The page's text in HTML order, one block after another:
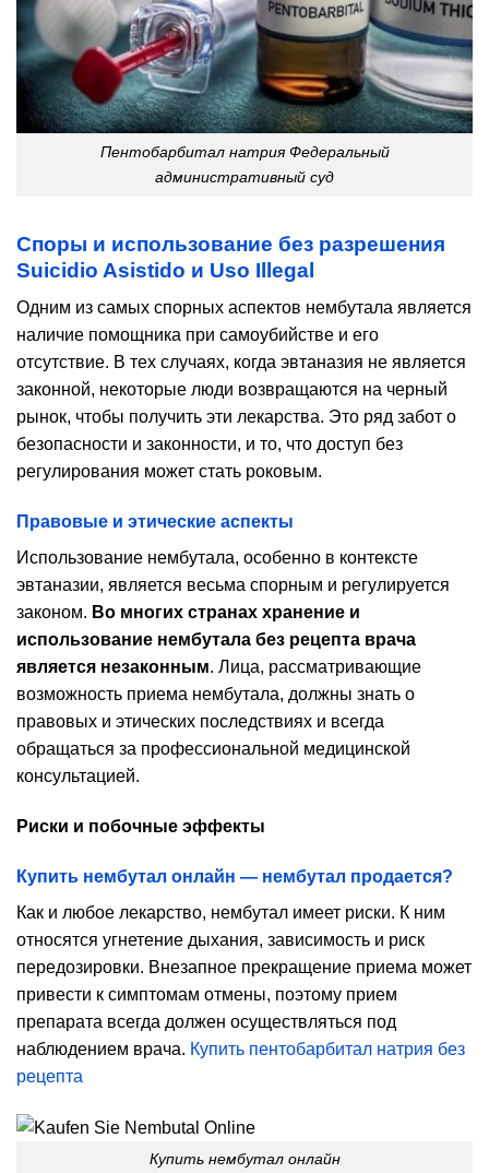
Пентобарбитал натрия Федеральный
административный суд
Споры и использование без разрешения
Suicidio Asistido и Uso Illegal
Одним из самых спорных аспектов нембутала является
наличие помощника при самоубийстве и его
отсутствие. В тех случаях, когда эвтаназия не является
законной, некоторые люди возвращаются на черный
рынок, чтобы получить эти лекарства. Это ряд забот о
безопасности и законности, и то, что доступ без
регулирования может стать роковым.
Правовые и этические аспекты
Использование нембутала, особенно в контексте
эвтаназии, является весьма спорным и регулируется
законом. Во многих странах хранение и
использование нембутала без рецепта врача
является незаконным. Лица, рассматривающие
возможность приема нембутала, должны знать о
правовых и этических последствиях и всегда
обращаться за профессиональной медицинской
консультацией.
Риски и побочные эффекты
Купить нембутал онлайн — нембутал продается?
Как и любое лекарство, нембутал имеет риски. К ним
относятся угнетение дыхания, зависимость и риск
передозировки. Внезапное прекращение приема может
привести к симптомам отмены, поэтому прием
препарата всегда должен осуществляться под
наблюдением врача. Купить пентобарбитал натрия без
рецепта
Купить нембутал онлайн